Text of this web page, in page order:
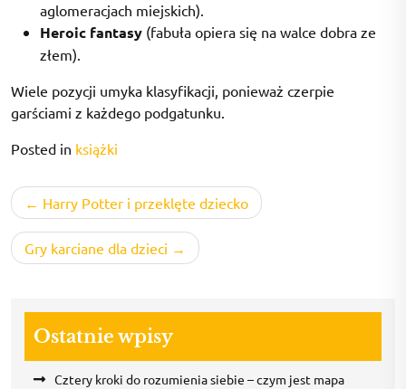
aglomeracjach miejskich).
Heroic fantasy (fabuła opiera się na walce dobra ze
złem).
Wiele pozycji umyka klasyfikacji, ponieważ czerpie
garściami z każdego podgatunku.
Posted in książki
Nawigacja
wpisu
Harry Potter i przeklęte dziecko
Gry karciane dla dzieci
Ostatnie wpisy
Cztery kroki do rozumienia siebie – czym jest mapa